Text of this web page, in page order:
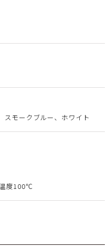
スモークブルー、ホワイト
度100℃